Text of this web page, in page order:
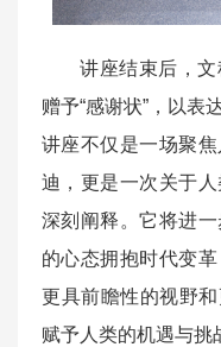
讲座结束后，
赠予“感谢状”，以表
讲座不仅是一场聚
迪，更是一次关于
深刻阐释。它将进
的心态拥抱时代变
更具前瞻性的视野
赋予人类的机遇与挑